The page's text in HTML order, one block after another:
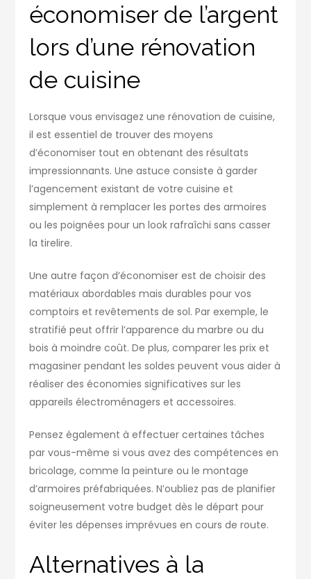
économiser de l’argent
lors d’une rénovation
de cuisine
Lorsque vous envisagez une rénovation de cuisine,
il est essentiel de trouver des moyens
d’économiser tout en obtenant des résultats
impressionnants. Une astuce consiste à garder
l’agencement existant de votre cuisine et
simplement à remplacer les portes des armoires
ou les poignées pour un look rafraîchi sans casser
la tirelire.
Une autre façon d’économiser est de choisir des
matériaux abordables mais durables pour vos
comptoirs et revêtements de sol. Par exemple, le
stratifié peut offrir l’apparence du marbre ou du
bois à moindre coût. De plus, comparer les prix et
magasiner pendant les soldes peuvent vous aider à
réaliser des économies significatives sur les
appareils électroménagers et accessoires.
Pensez également à effectuer certaines tâches
par vous-même si vous avez des compétences en
bricolage, comme la peinture ou le montage
d’armoires préfabriquées. N’oubliez pas de planifier
soigneusement votre budget dès le départ pour
éviter les dépenses imprévues en cours de route.
Alternatives à la